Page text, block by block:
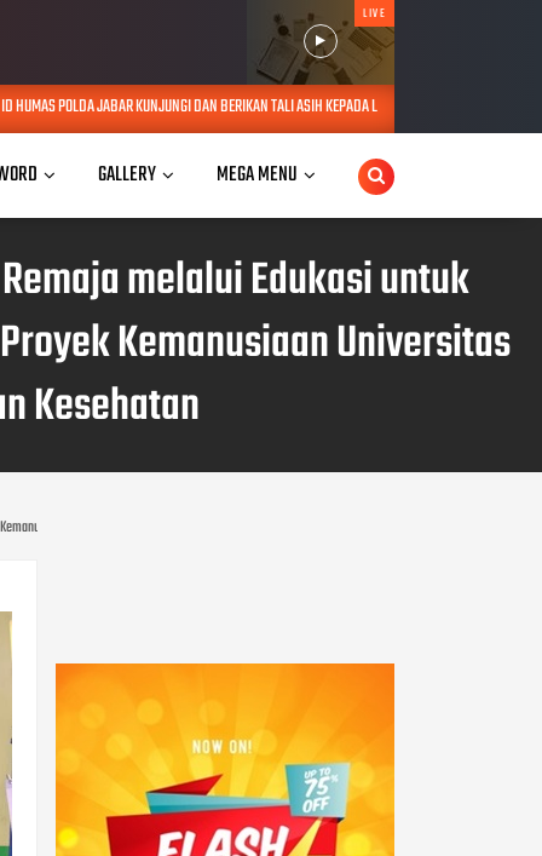
LIVE
DAN BERIKAN TALI ASIH KEPADA LANSIA SEBATANG KARA DI JATINANGOR
GALLERY MEGA MENU
melalui Edukasi untuk
Kemanusiaan Universitas
Kesehatan
Universitas Muhammadiyah Tasikmalaya Adakan Penyuluhan Kesehatan